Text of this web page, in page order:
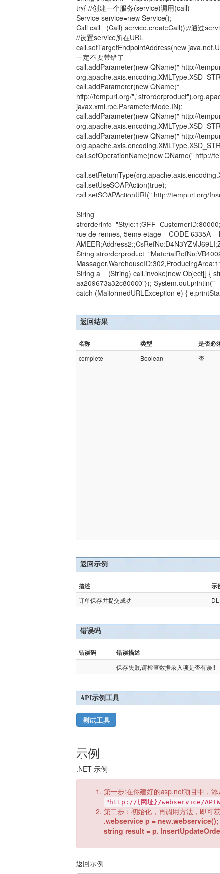
try{ //创建一个服务(service)调用(call)
Service service=new Service();
Call call= (Call) service.createCall();//通过
//设置service所在URL
call.setTargetEndpointAddress(new
一定不要带错了
call.addParameter(new QName(" http://
call.addParameter(new QName("
http://tempuri.org/
javax.xml.rpc.ParameterMode.IN);
call.addParameter(new QName(" http://
call.addParameter(new QName(" http://
call.setOperationName(new QName(" http://
call.setUseSOAPAction(true);
call.setSOAPActionURI(" http://tempuri.org/
String
rue de rennes, 5eme etage – CODE 6335A –
String
String a = (String) call.invoke(new Object[] {
aa209673a32c80000"});
catch (MalformedURLException e) {
返回结果
名称 类型 是否必
complete Boolean 否
返回示例
描述 示
订单保存并提交成功
错误码
错误码 错误描述
保存失败,请检查数据录入项是否有误!!
API示例工具
测试工具
示例
.NET 示例
第一步:在你建好的asp.net项目中，
"http://{网址}/webservice/
第二步：初始化，再调用方法，即可
.webservice p = new.webservice();
string result = p.
返回示例